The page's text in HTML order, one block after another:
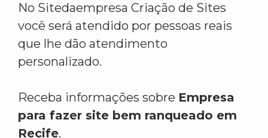
No Sitedaempresa Criação de Sites
você será atendido por pessoas reais
que lhe dão atendimento
personalizado.
Receba informações sobre Empresa
para fazer site bem ranqueado em
Recife.